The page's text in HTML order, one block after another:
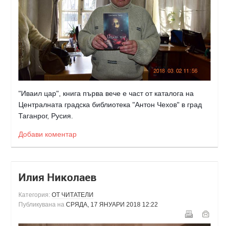
"Иваил цар", книга първа вече е част от каталога на
Централната градска библиотека "Антон Чехов" в град
Таганрог, Русия.
Добави коментар
Илия Николаев
Категория: ОТ ЧИТАТЕЛИ
Публикувана на СРЯДА, 17 ЯНУАРИ 2018 12:22